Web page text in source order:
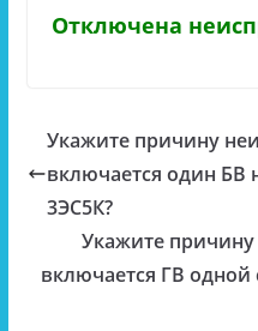
Отключена
Укажите причину
включается один БВ
3ЭС5К?
Укажите причину
включается ГВ одной